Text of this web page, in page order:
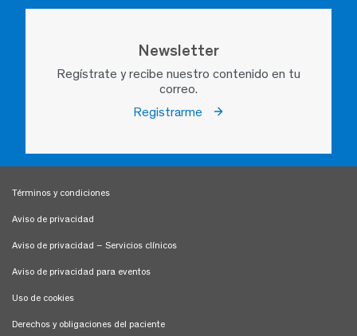
Newsletter
Regístrate y recibe nuestro contenido en tu
correo.
Registrarme
Términos y condiciones
Aviso de privacidad
Aviso de privacidad – Servicios clínicos
Aviso de privacidad para eventos
Uso de cookies
Derechos y obligaciones del paciente